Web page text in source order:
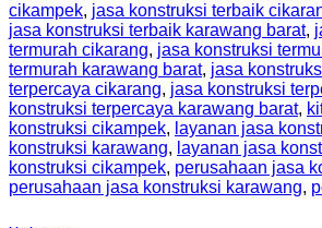
cikampek, jasa konstruksi terbaik
jasa konstruksi terbaik karawang barat,
termurah cikarang, jasa konstruksi
termurah karawang barat, jasa
terpercaya cikarang, jasa konstruksi
konstruksi terpercaya karawang barat,
konstruksi cikampek, layanan jasa
konstruksi karawang, layanan jasa
konstruksi cikampek, perusahaan jasa
perusahaan jasa konstruksi karawang,